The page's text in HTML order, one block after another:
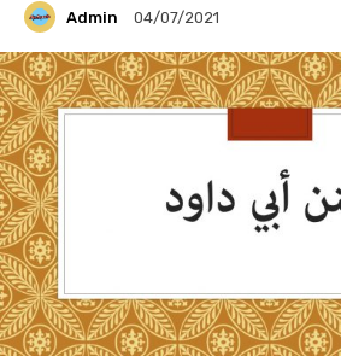
Admin 04/07/2021